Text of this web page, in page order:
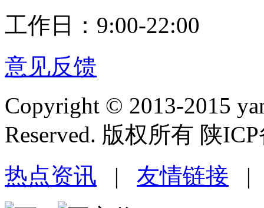
工作日：9:00-22:00
意见反馈
Copyright © 2013-2015
Reserved. 版权所有 陕
热点资讯 | 友情链接